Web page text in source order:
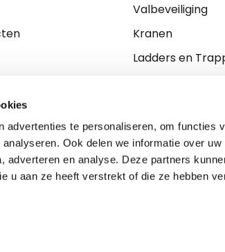
advertenties te personaliseren, om functies
Ook delen we informatie over
adverteren en analyse. Deze partners
u aan ze heeft verstrekt of die ze hebben
Valbeveiliging
Kranen
Ladders en